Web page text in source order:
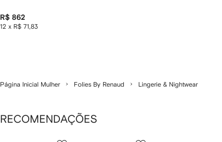
R$ 862
12 x R$ 71,83
Página Inicial Mulher Folies By Renaud Lingerie & Nightwear
RECOMENDAÇÕES